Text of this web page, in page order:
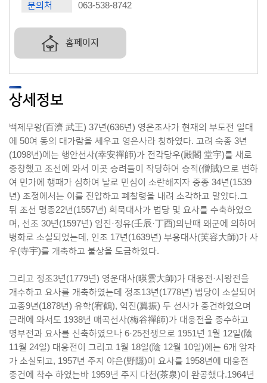
문의처
063-538-8742
홈페이지
상세정보
백제무왕(百濟 武王) 37년(636년) 영은조사가 현재의 부도전 일대
에 50여 동의 대가람을 세우고 영은사라 칭하였다. 고려 숙종 3년
(1098년)에는 행안선사(幸安禪師)가 전각당우(殿閣 堂宇)를 새로
중창했고 조선에 와서 이곳 승려들이 작당하여 승적(僧賊)으로 변하
여 민가에 행패가 심하여 날로 민심이 소란해지자 중종 34년(1539
년) 조정에서는 이를 진압하고 폐찰령을 내려 소각하고 말았다.그
뒤 조선 명종22년(1557년) 희묵대사가 법당 및 요사를 수축하였으
며, 선조 30년(1597년) 임진·정유(壬辰·丁酉)의난때 왜군에 의하여
병화로 소실되었는데, 인조 17년(1639년) 부용대사(芙容大師)가 사
우(寺宇)를 개축하고 불상을 도금하였다.
그리고 정조3년(1779년) 영운대사(暎雲大師)가 대웅전·시왕전을
개수하고 요사를 개축하였는데 정조13년(1778년) 법당이 소실되어
고종9년(1878년) 유학(宥鶴), 익진(翼振) 두 선사가 중건하였으며
근래에 와서도 1938년 매곡선사(梅谷禪師)가 대웅전을 중수하고
명부전과 요사를 신축하였으나 6·25전쟁으로 1951년 1월 12일(陰
11월 24일) 대웅전이 그리고 1월 18일(陰 12월 10일)에는 6개 암자
가 소실되고, 1957년 주지 야은(野隱)이 요사를 1958년에 대웅전
중건에 착수 하였는바 1959년 주지 다천(茶泉)이 완공했다.1964년